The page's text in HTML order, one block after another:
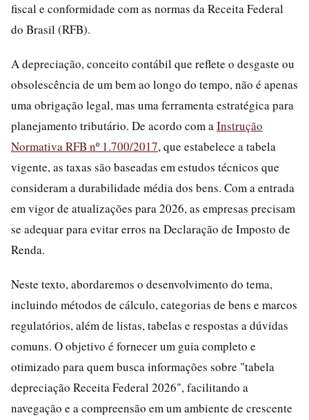
fiscal e conformidade com as normas da Receita Federal
do Brasil (RFB).
A depreciação, conceito contábil que reflete o desgaste ou
obsolescência de um bem ao longo do tempo, não é apenas
uma obrigação legal, mas uma ferramenta estratégica para
planejamento tributário. De acordo com aInstrução
Normativa RFB nº 1.700/2017, que estabelece a tabela
vigente, as taxas são baseadas em estudos técnicos que
consideram a durabilidade média dos bens. Com a entrada
em vigor de atualizações para 2026, as empresas precisam
se adequar para evitar erros na Declaração de Imposto de
Renda.
Neste texto, abordaremos o desenvolvimento do tema,
incluindo métodos de cálculo, categorias de bens e marcos
regulatórios, além de listas, tabelas e respostas a dúvidas
comuns. O objetivo é fornecer um guia completo e
otimizado para quem busca informações sobre "tabela
depreciação Receita Federal 2026", facilitando a
navegação e a compreensão em um ambiente de crescente